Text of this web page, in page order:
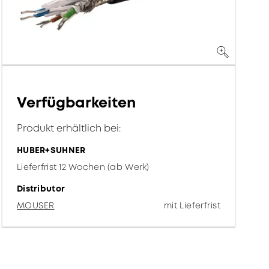
Verfügbarkeiten
Produkt erhältlich bei:
HUBER+SUHNER
Lieferfrist 12 Wochen (ab Werk)
Distributor
MOUSER
mit Lieferfrist